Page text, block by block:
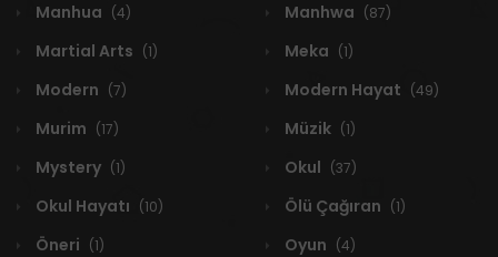
Manhua (4) Manhwa (87)
Martial Arts (1) Meka (1)
Modern (7) Modern Hayat (49)
Murim (17) Müzik (1)
Mystery (1) Okul (37)
Okul Hayatı (10) Ölü Çağıran (1)
Öneri (1) Oyun (4)